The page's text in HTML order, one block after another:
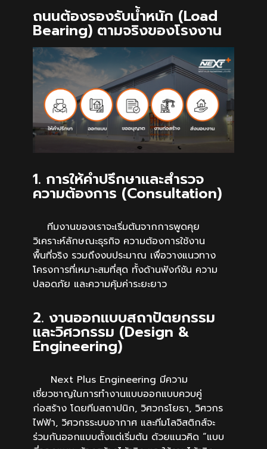
ถนนต้องรองรับน้ำหนัก (Load
Bearing) ตามจริงของโรงงาน
1. การให้คำปรึกษาและสำรวจ
ความต้องการ (Consultation)
ทีมงานของเราจะเริ่มต้นจากการพูดคุย
วิเคราะห์ลักษณะธุรกิจ ความต้องการใช้งาน
พื้นที่จริง รวมถึงงบประมาณ เพื่อวางแนวทาง
โครงการที่เหมาะสมที่สุด ทั้งด้านฟังก์ชัน ความ
ปลอดภัย และความคุ้มค่าระยะยาว
2. งานออกแบบสถาปัตยกรรม
และวิศวกรรม (Design &
Engineering)
Next Plus Engineering มีความ
เชี่ยวชาญในการทำงานแบบออกแบบควบคู่
ก่อสร้าง โดยทีมสถาปนิก, วิศวกรโยธา, วิศวกร
ไฟฟ้า, วิศวกรระบบอากาศ และทีมโลจิสติกส์จะ
ร่วมกันออกแบบตั้งแต่เริ่มต้น ด้วยแนวคิด “แบบ